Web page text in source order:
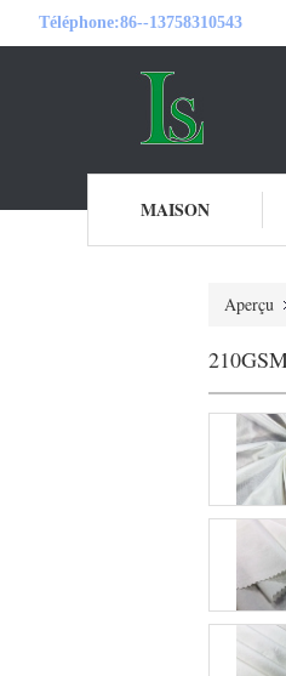
Téléphone:86--13758310543
MAISON
Aperçu